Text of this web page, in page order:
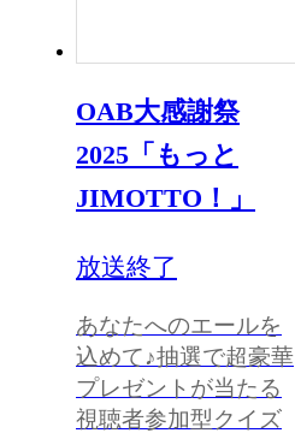
OAB大感謝祭
2025「もっと
JIMOTTO！」
放送終了
あなたへのエールを
込めて♪抽選で超豪華
プレゼントが当たる
視聴者参加型クイズ